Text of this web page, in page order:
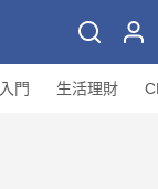
門 生活理財